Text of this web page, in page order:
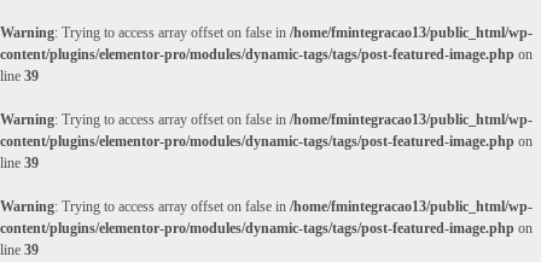
Warning: Trying to access array offset on false in /home/fmintegracao13/public_html/wp-
content/plugins/elementor-pro/modules/dynamic-tags/tags/post-featured-image.php on
line 39
Warning: Trying to access array offset on false in /home/fmintegracao13/public_html/wp-
content/plugins/elementor-pro/modules/dynamic-tags/tags/post-featured-image.php on
line 39
Warning: Trying to access array offset on false in /home/fmintegracao13/public_html/wp-
content/plugins/elementor-pro/modules/dynamic-tags/tags/post-featured-image.php on
line 39